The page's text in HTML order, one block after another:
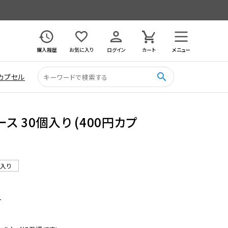
購入履歴
お気に入り ログイン カート メニュー
プセル search
ス 30個入り (400円カプ
り